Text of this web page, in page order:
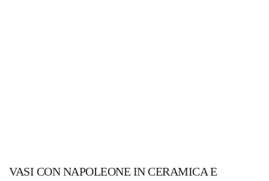
VASI CON NAPOLEONE IN CERAMICA E